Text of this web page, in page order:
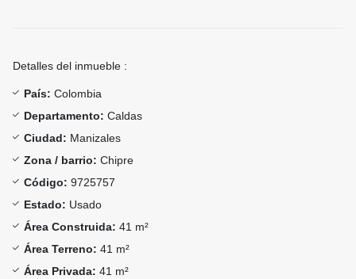
Detalles del inmueble :
País: Colombia
Departamento: Caldas
Ciudad: Manizales
Zona / barrio: Chipre
Código: 9725757
Estado: Usado
Área Construida: 41 m²
Área Terreno: 41 m²
Área Privada: 41 m²